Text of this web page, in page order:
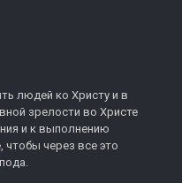
людей ко Христу и в
зрелости во Христе
и к выполнению
чтобы через все это